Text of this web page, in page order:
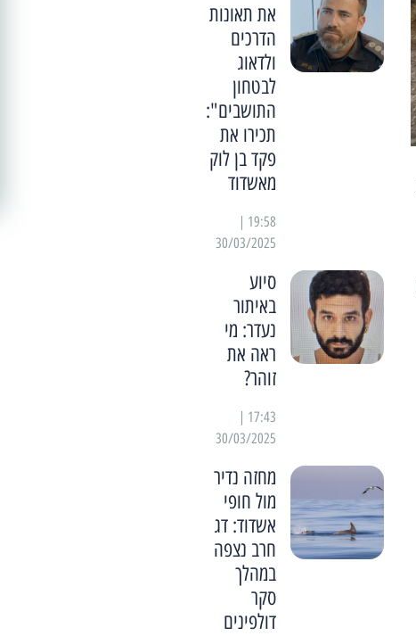
את תאונות
הדרכים
ולדאוג
לבטחון
התושבים":
תכירו את
פקד בן לוק
מאשדוד
30/03/2025
סיוע
באיתור
נעדר: מי
ראה את
זוהר?
30/03/2025
מחזה נדיר
מול חופי
אשדוד: דג
חרב נצפה
במהלך
סקר
דולפינים